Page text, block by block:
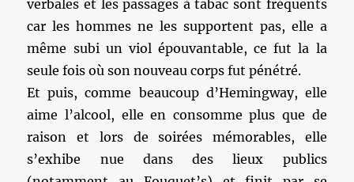
verbales et les passages à tabac sont fréquents
car les hommes ne les supportent pas, elle a
même subi un viol épouvantable, ce fut la la
seule fois où son nouveau corps fut pénétré.
Et puis, comme beaucoup d’Hemingway, elle
aime l’alcool, elle en consomme plus que de
raison et lors de soirées mémorables, elle
s’exhibe nue dans des lieux publics